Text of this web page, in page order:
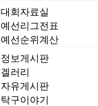
대회자료실
예선리그전표
예선순위계산
정보게시판
겔러리
자유게시판
탁구이야기